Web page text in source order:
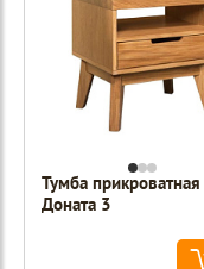
Тумба прикроватная
Доната 3